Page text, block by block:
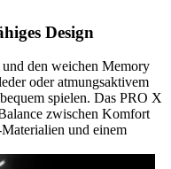
Design
den weichen Memory
oder atmungsaktivem
spielen. Das PRO X
zwischen Komfort
und einem